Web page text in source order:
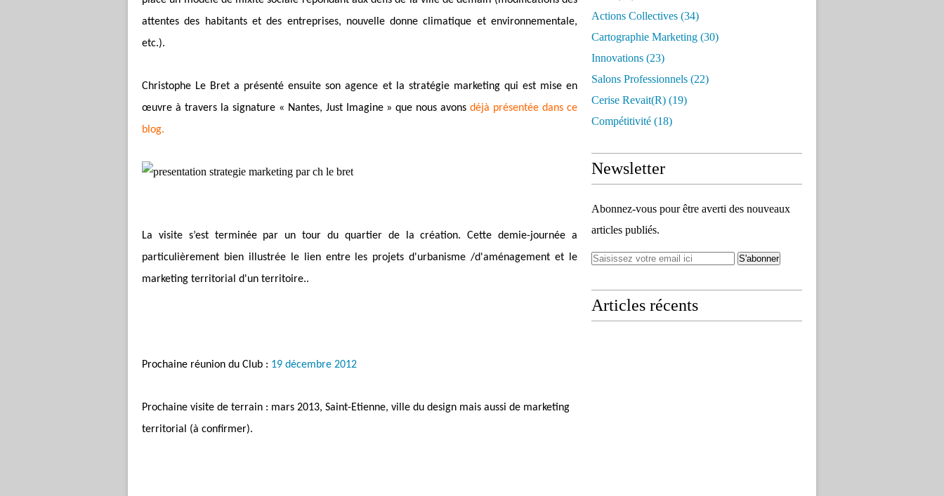
attentes des habitants et des entreprises, nouvelle donne climatique et environnementale,
etc.).
Christophe Le Bret a présenté ensuite son agence et la stratégie marketing qui est mise en
œuvre à travers la signature « Nantes, Just Imagine » que nous avons déjà présentée dans ce
blog.
La visite s’est terminée par un tour du quartier de la création. Cette demie-journée a
particulièrement bien illustrée le lien entre les projets d'urbanisme /d'aménagement et le
marketing territorial d'un territoire..
Prochaine réunion du Club : 19 décembre 2012
Prochaine visite de terrain : mars 2013, Saint-Etienne, ville du design mais aussi de marketing
territorial (à confirmer).
Actions Collectives (34)
Cartographie Marketing (30)
Innovations (23)
Salons Professionnels (22)
Cerise Revait(r) (19)
Compétitivité (18)
Newsletter
Abonnez-vous pour être averti des nouveaux
articles publiés.
Articles récents